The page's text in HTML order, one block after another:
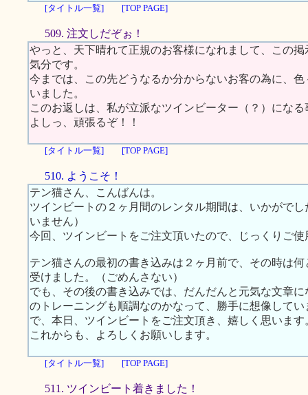
[タイトル一覧] [TOP PAGE]
509. 注文しだぞぉ！
やっと、天下晴れて正規のお客様になれまして、この
気分です。
今までは、この先どうなるか分からないお客の為に、
いました。
このお返しは、私が立派なツインビーター（？）になる
よしっ、頑張るぞ！！
[タイトル一覧] [TOP PAGE]
510. ようこそ！
テン猫さん、こんばんは。
ツインビートの２ヶ月間のレンタル期間は、いかがで
いません）
今回、ツインビートをご注文頂いたので、じっくりご
テン猫さんの最初の書き込みは２ヶ月前で、その時は
受けました。（ごめんさない）
でも、その後の書き込みでは、だんだんと元気な文章
のトレーニングも順調なのかなって、勝手に想像してい
で、本日、ツインビートをご注文頂き、嬉しく思います
これからも、よろしくお願いします。
[タイトル一覧] [TOP PAGE]
511. ツインビート着きました！